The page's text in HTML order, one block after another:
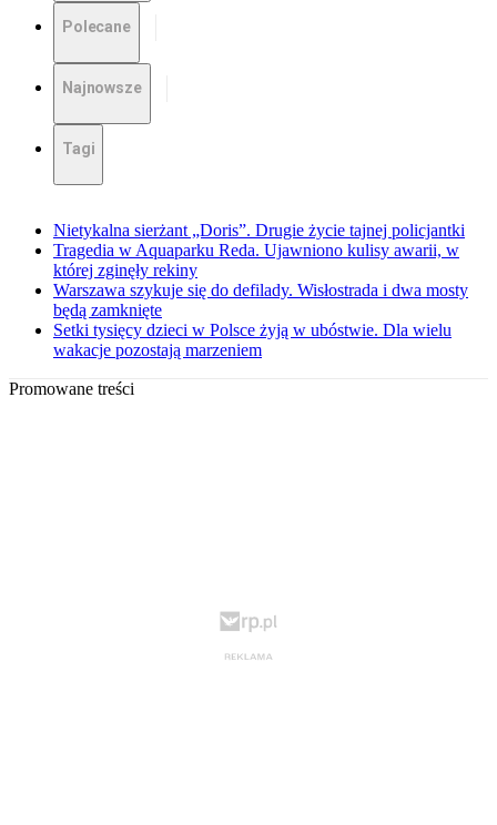
Polecane
Najnowsze
Tagi
Nietykalna sierżant „Doris”. Drugie życie tajnej policjantki
Tragedia w Aquaparku Reda. Ujawniono kulisy awarii, w
której zginęły rekiny
Warszawa szykuje się do defilady. Wisłostrada i dwa mosty
będą zamknięte
Setki tysięcy dzieci w Polsce żyją w ubóstwie. Dla wielu
wakacje pozostają marzeniem
Promowane treści